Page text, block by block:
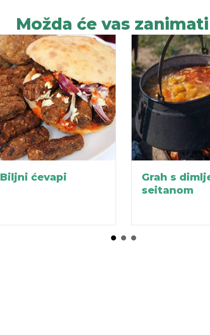
Možda će vas zanimati
Biljni ćevapi
Grah s
seitanom